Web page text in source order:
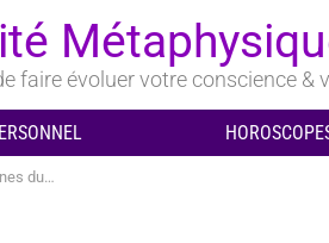
faire évoluer votre conscience &
en 2026